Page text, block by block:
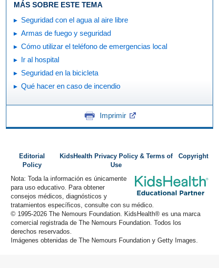
MÁS SOBRE ESTE TEMA
Seguridad con el agua al aire libre
Armas de fuego y seguridad
Cómo utilizar el teléfono de emergencias local
Ir al hospital
Seguridad en la bicicleta
Qué hacer en caso de incendio
Imprimir
Editorial
Policy
KidsHealth Privacy Policy & Terms of
Use
Copyright
Nota: Toda la información es únicamente
para uso educativo. Para obtener
consejos médicos, diagnósticos y
tratamientos específicos, consulte con su médico.
© 1995-2026 The Nemours Foundation. KidsHealth® es una marca
comercial registrada de The Nemours Foundation. Todos los
derechos reservados.
Imágenes obtenidas de The Nemours Foundation y Getty Images.